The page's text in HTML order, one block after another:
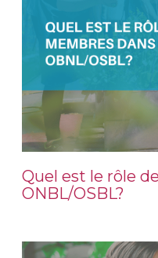
Quel est le rôle
ONBL/OSBL?